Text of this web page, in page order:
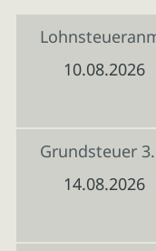
10.08.2026
Grundsteuer
14.08.2026